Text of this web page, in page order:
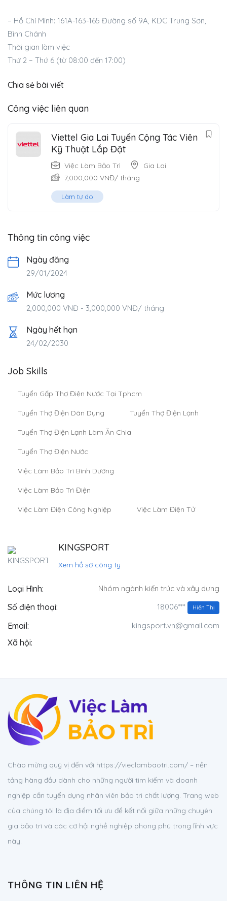
– Hồ Chí Minh: 161A-163-165 Đường số 9A, KDC Trung Sơn,
Bình Chánh
Thời gian làm việc
Thứ 2 – Thứ 6 (từ 08:00 đến 17:00)
Chia sẻ bài viết
Công việc liên quan
Viettel Gia Lai Tuyển Cộng Tác Viên
Kỹ Thuật Lắp Đặt
Việc Làm Bảo Trì
Gia Lai
7,000,000 VNĐ/ tháng
Làm tự do
Thông tin công việc
Ngày đăng
29/01/2024
Mức lương
2,000,000 VNĐ - 3,000,000 VNĐ/ tháng
Ngày hết hạn
24/02/2030
Job Skills
Tuyển Gấp Thợ Điện Nước Tại Tphcm
Tuyển Thợ Điện Dân Dụng Tuyển Thợ Điện Lạnh
Tuyển Thợ Điện Lạnh Làm Ăn Chia
Tuyển Thợ Điện Nước
Việc Làm Bảo Trì Bình Dương
Việc Làm Bảo Trì Điện
Việc Làm Điện Công Nghiệp Việc Làm Điện Tử
KINGSPORT
Xem hồ sơ công ty
Loại Hình: Nhóm ngành kiến trúc và xây dựng
Số điện thoại: 18006*** Hiển Thị
Email: kingsport.vn@gmail.com
Xã hội:
Chào mừng quý vị đến với https://vieclambaotri.com/ – nền
tảng hàng đầu dành cho những người tìm kiếm và doanh
nghiệp cần tuyển dụng nhân viên bảo trì chất lượng. Trang web
của chúng tôi là địa điểm tối ưu để kết nối giữa những chuyên
gia bảo trì và các cơ hội nghề nghiệp phong phú trong lĩnh vực
này.
THÔNG TIN LIÊN HỆ